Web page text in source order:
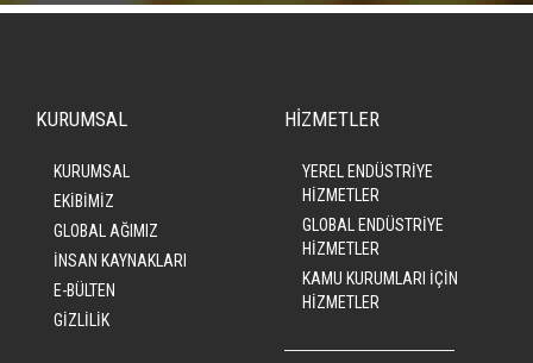
KURUMSAL
KURUMSAL
EKİBİMİZ
GLOBAL AĞIMIZ
İNSAN KAYNAKLARI
E-BÜLTEN
GİZLİLİK
HİZMETLER
YEREL ENDÜSTRİYE
HİZMETLER
GLOBAL ENDÜSTRİYE
HİZMETLER
KAMU KURUMLARI İÇİN
HİZMETLER